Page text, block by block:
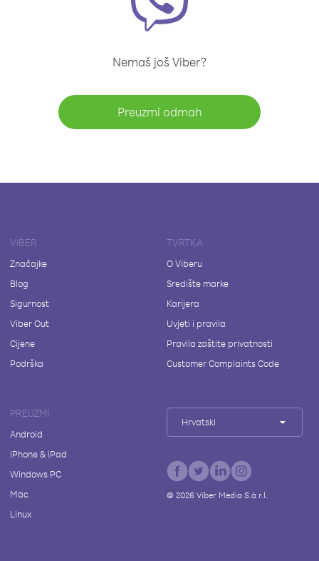
Nemaš još Viber?
Preuzmi odmah
VIBER
Značajke
Blog
Sigurnost
Viber Out
Cijene
Podrška
TVRTKA
O Viberu
Središte marke
Karijera
Uvjeti i pravila
Pravila zaštite privatnosti
Customer Complaints Code
PREUZMI
Android
iPhone & iPad
Windows PC
Mac
Linux
Hrvatski
© 2026Viber Media S.à r.l.